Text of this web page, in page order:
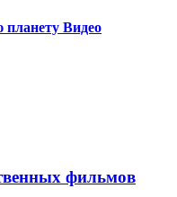
планету Видео
фильмов